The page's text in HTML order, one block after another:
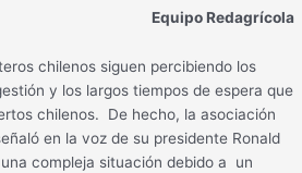
Equipo Redagrícola
chilenos siguen percibiendo los
y los largos tiempos de espera que
chilenos. De hecho, la asociación
en la voz de su presidente Ronald
compleja situación debido a un